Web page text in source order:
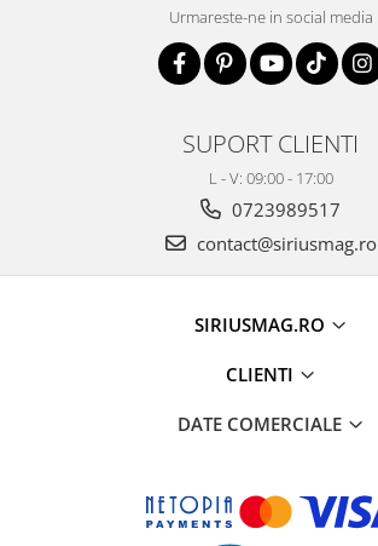
Urmareste-ne in social media
SUPORT CLIENTI
L - V: 09:00 - 17:00
0723989517
contact@siriusmag.ro
SIRIUSMAG.RO
CLIENTI
DATE COMERCIALE